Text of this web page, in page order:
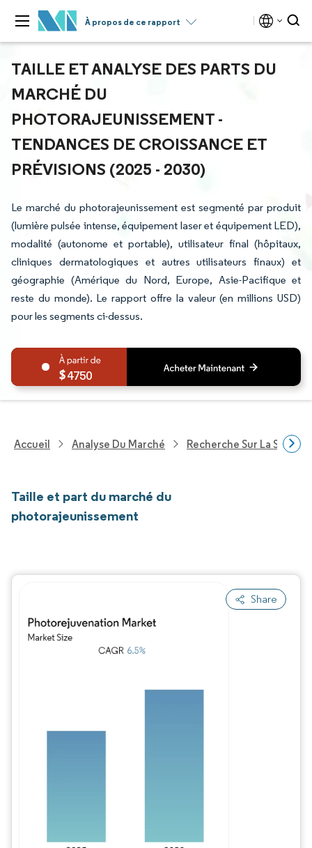
À propos de ce rapport
TAILLE ET ANALYSE DES PARTS DU
MARCHÉ DU
PHOTORAJEUNISSEMENT -
TENDANCES DE CROISSANCE ET
PRÉVISIONS (2025 - 2030)
Le marché du photorajeunissement est segmenté par produit
(lumière pulsée intense, équipement laser et équipement LED),
modalité (autonome et portable), utilisateur final (hôpitaux,
cliniques dermatologiques et autres utilisateurs finaux) et
géographie (Amérique du Nord, Europe, Asie-Pacifique et
reste du monde). Le rapport offre la valeur (en millions USD)
pour les segments ci-dessus.
4750
Accueil Analyse Du Marché Recherche Sur La Santé
Taille et part du marché du
photorajeunissement
Share